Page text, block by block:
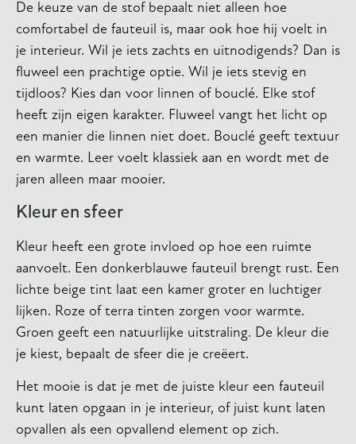
De keuze van de stof bepaalt niet alleen hoe
comfortabel de fauteuil is, maar ook hoe hij voelt in
je interieur. Wil je iets zachts en uitnodigends? Dan is
fluweel een prachtige optie. Wil je iets stevig en
tijdloos? Kies dan voor linnen of bouclé. Elke stof
heeft zijn eigen karakter. Fluweel vangt het licht op
een manier die linnen niet doet. Bouclé geeft textuur
en warmte. Leer voelt klassiek aan en wordt met de
jaren alleen maar mooier.
Kleur en sfeer
Kleur heeft een grote invloed op hoe een ruimte
aanvoelt. Een donkerblauwe fauteuil brengt rust. Een
lichte beige tint laat een kamer groter en luchtiger
lijken. Roze of terra tinten zorgen voor warmte.
Groen geeft een natuurlijke uitstraling. De kleur die
je kiest, bepaalt de sfeer die je creëert.
Het mooie is dat je met de juiste kleur een fauteuil
kunt laten opgaan in je interieur, of juist kunt laten
opvallen als een opvallend element op zich.